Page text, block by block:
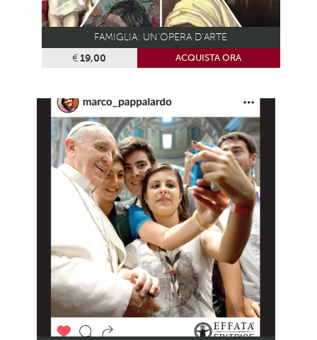
FAMIGLIA: UN’OPERA D’ARTE
€19,00 ACQUISTA ORA